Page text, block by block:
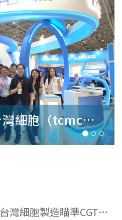
台灣細胞製造瞄準CGT新賽道 打造台灣下一座護國神山
台灣細胞製造瞄準CGT新